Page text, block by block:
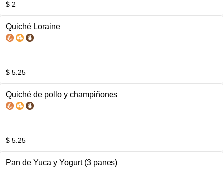
$ 2
Quiché Loraine
$ 5.25
Quiché de pollo y champiñones
$ 5.25
Pan de Yuca y Yogurt (3 panes)